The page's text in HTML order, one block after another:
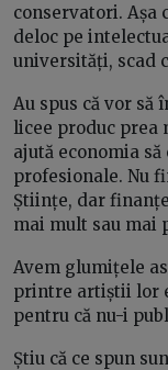
conservatori. Așa
deloc pe
universități, scad
Au spus că vor să
licee produc prea
ajută economia
profesionale. Nu
Științe, dar
mai mult sau mai
Avem glumițele
printre artiștii lor
pentru că nu-i
Știu că ce spun